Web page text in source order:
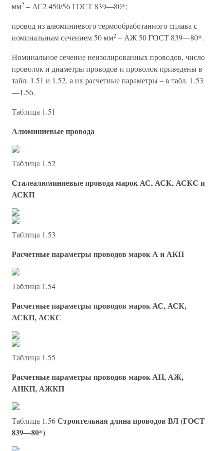
мм2 – АС2 450/56 ГОСТ 839—80*;
провод из алюминиевого термообработанного сплава с
номинальным сечением 50 мм2 – АЖ 50 ГОСТ 839—80*.
Номинальное сечение неизолированных проводов, число
проволок и диаметры проводов и проволок приведены в
табл. 1.51 и 1.52, а их расчетные параметры – в табл. 1.53
—1.56.
Таблица 1.51
Алюминиевые провода
Таблица 1.52
Сталеалюминиевые провода марок АС, АСК, АСКС и
АСКП
Таблица 1.53
Расчетные параметры проводов марок А и АКП
Таблица 1.54
Расчетные параметры проводов марок АС, АСК,
АСКП, АСКС
Таблица 1.55
Расчетные параметры проводов марок АН, АЖ,
АНКП, АЖКП
Таблица 1.56Строительная длина проводов ВЛ (ГОСТ
839—80*)